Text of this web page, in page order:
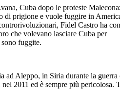
Cuba dopo le proteste
di prigione e vuole fuggire in
Fidel Castro ha
che volevano lasciare Cuba per
sono fuggite.
ad Aleppo, in Siria durante la
2011 ed è sempre più pericolosa.